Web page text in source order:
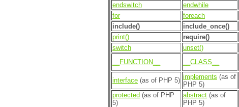
endswitch
endwhile
for
foreach
include()
include_once()
print()
require()
switch
unset()
__FUNCTION__
__CLASS__
interface (as of PHP 5) implements (as of
PHP 5)
protected (as of PHP
5)
abstract (as of
PHP 5)